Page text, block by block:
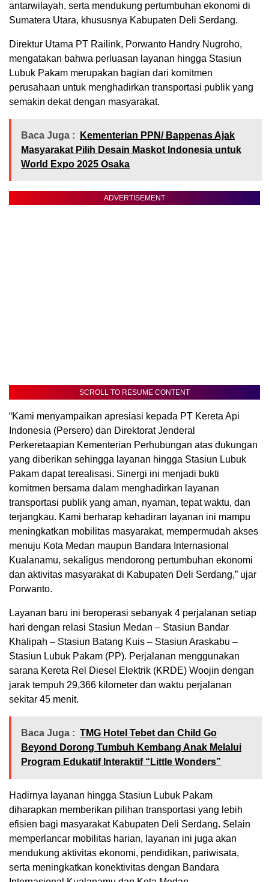
antarwilayah, serta mendukung pertumbuhan ekonomi di
Sumatera Utara, khususnya Kabupaten Deli Serdang.
Direktur Utama PT Railink, Porwanto Handry Nugroho,
mengatakan bahwa perluasan layanan hingga Stasiun
Lubuk Pakam merupakan bagian dari komitmen
perusahaan untuk menghadirkan transportasi publik yang
semakin dekat dengan masyarakat.
Baca Juga :
Kementerian PPN/ Bappenas Ajak
Masyarakat Pilih Desain Maskot Indonesia untuk
World Expo 2025 Osaka
ADVERTISEMENT
SCROLL TO RESUME CONTENT
“Kami menyampaikan apresiasi kepada PT Kereta Api
Indonesia (Persero) dan Direktorat Jenderal
Perkeretaapian Kementerian Perhubungan atas dukungan
yang diberikan sehingga layanan hingga Stasiun Lubuk
Pakam dapat terealisasi. Sinergi ini menjadi bukti
komitmen bersama dalam menghadirkan layanan
transportasi publik yang aman, nyaman, tepat waktu, dan
terjangkau. Kami berharap kehadiran layanan ini mampu
meningkatkan mobilitas masyarakat, mempermudah akses
menuju Kota Medan maupun Bandara Internasional
Kualanamu, sekaligus mendorong pertumbuhan ekonomi
dan aktivitas masyarakat di Kabupaten Deli Serdang,” ujar
Porwanto.
Layanan baru ini beroperasi sebanyak 4 perjalanan setiap
hari dengan relasi Stasiun Medan – Stasiun Bandar
Khalipah – Stasiun Batang Kuis – Stasiun Araskabu –
Stasiun Lubuk Pakam (PP). Perjalanan menggunakan
sarana Kereta Rel Diesel Elektrik (KRDE) Woojin dengan
jarak tempuh 29,366 kilometer dan waktu perjalanan
sekitar 45 menit.
Baca Juga : TMG Hotel Tebet dan Child Go
Beyond Dorong Tumbuh Kembang Anak Melalui
Program Edukatif Interaktif “Little Wonders”
Hadirnya layanan hingga Stasiun Lubuk Pakam
diharapkan memberikan pilihan transportasi yang lebih
efisien bagi masyarakat Kabupaten Deli Serdang. Selain
memperlancar mobilitas harian, layanan ini juga akan
mendukung aktivitas ekonomi, pendidikan, pariwisata,
serta meningkatkan konektivitas dengan Bandara